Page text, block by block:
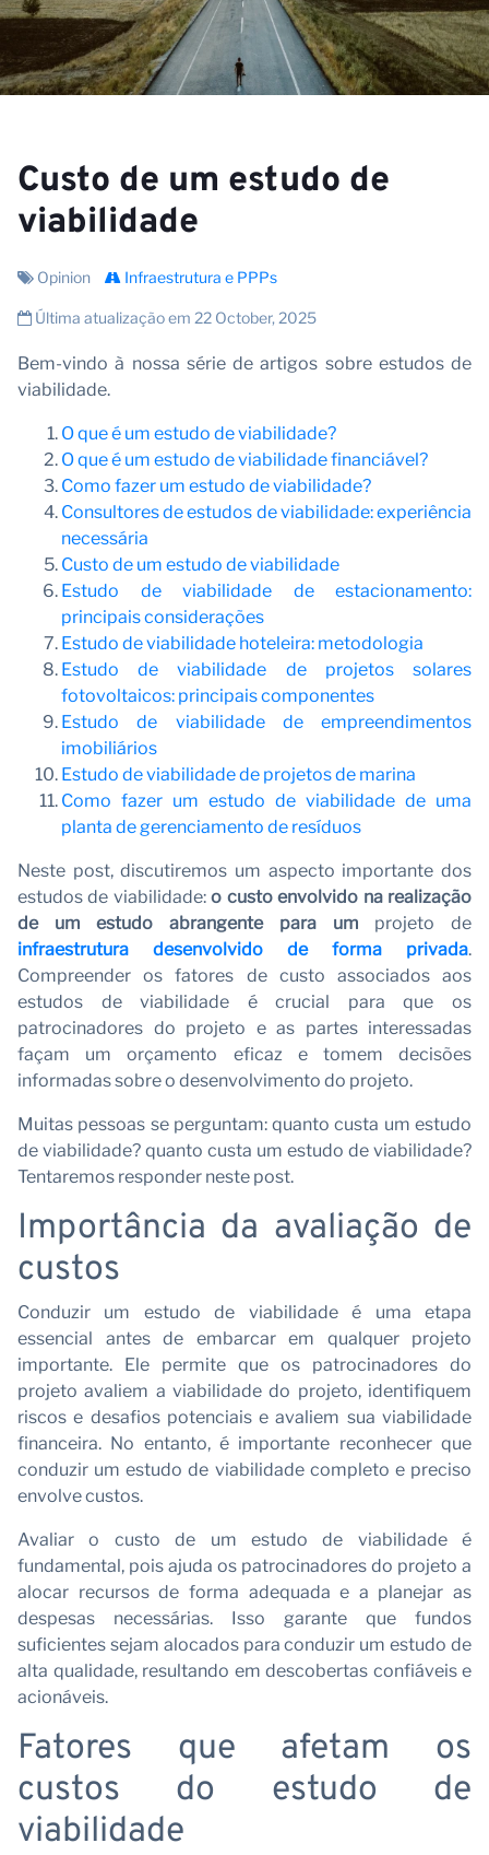
Custo de um estudo de
viabilidade
Opinion Infraestrutura e PPPs
Última atualização em 22 October, 2025
Bem-vindo à nossa série de artigos sobre estudos de
viabilidade.
O que é um estudo de viabilidade?
O que é um estudo de viabilidade financiável?
Como fazer um estudo de viabilidade?
Consultores de estudos de viabilidade: experiência
necessária
Custo de um estudo de viabilidade
Estudo de viabilidade de estacionamento:
principais considerações
Estudo de viabilidade hoteleira: metodologia
Estudo de viabilidade de projetos solares
fotovoltaicos: principais componentes
Estudo de viabilidade de empreendimentos
imobiliários
Estudo de viabilidade de projetos de marina
Como fazer um estudo de viabilidade de uma
planta de gerenciamento de resíduos
Neste post, discutiremos um aspecto importante dos
estudos de viabilidade:o custo envolvido na realização
de um estudo abrangente para um projeto de
infraestrutura desenvolvido de forma privada.
Compreender os fatores de custo associados aos
estudos de viabilidade é crucial para que os
patrocinadores do projeto e as partes interessadas
façam um orçamento eficaz e tomem decisões
informadas sobre o desenvolvimento do projeto.
Muitas pessoas se perguntam: quanto custa um estudo
de viabilidade? quanto custa um estudo de viabilidade?
Tentaremos responder neste post.
Importância da avaliação de
custos
Conduzir um estudo de viabilidade é uma etapa
essencial antes de embarcar em qualquer projeto
importante. Ele permite que os patrocinadores do
projeto avaliem a viabilidade do projeto, identifiquem
riscos e desafios potenciais e avaliem sua viabilidade
financeira. No entanto, é importante reconhecer que
conduzir um estudo de viabilidade completo e preciso
envolve custos.
Avaliar o custo de um estudo de viabilidade é
fundamental, pois ajuda os patrocinadores do projeto a
alocar recursos de forma adequada e a planejar as
despesas necessárias. Isso garante que fundos
suficientes sejam alocados para conduzir um estudo de
alta qualidade, resultando em descobertas confiáveis e
acionáveis.
Fatores que afetam os
custos do estudo de
viabilidade